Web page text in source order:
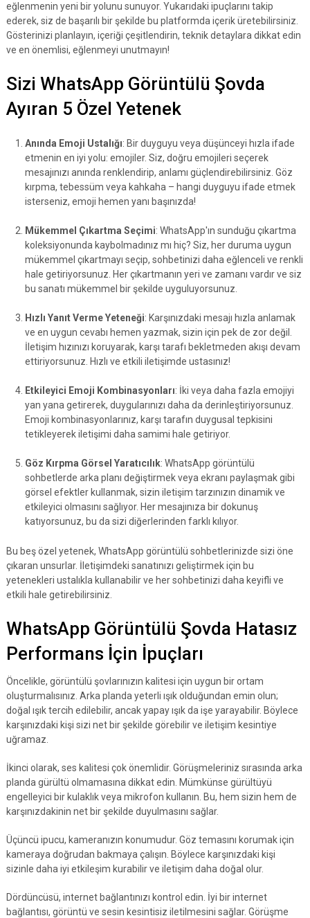
eğlenmenin yeni bir yolunu sunuyor. Yukarıdaki ipuçlarını takip
ederek, siz de başarılı bir şekilde bu platformda içerik üretebilirsiniz.
Gösterinizi planlayın, içeriği çeşitlendirin, teknik detaylara dikkat edin
ve en önemlisi, eğlenmeyi unutmayın!
Sizi WhatsApp Görüntülü Şovda
Ayıran 5 Özel Yetenek
Anında Emoji Ustalığı: Bir duyguyu veya düşünceyi hızla ifade
etmenin en iyi yolu: emojiler. Siz, doğru emojileri seçerek
mesajınızı anında renklendirip, anlamı güçlendirebilirsiniz. Göz
kırpma, tebessüm veya kahkaha – hangi duyguyu ifade etmek
isterseniz, emoji hemen yanı başınızda!
Mükemmel Çıkartma Seçimi: WhatsApp'ın sunduğu çıkartma
koleksiyonunda kaybolmadınız mı hiç? Siz, her duruma uygun
mükemmel çıkartmayı seçip, sohbetinizi daha eğlenceli ve renkli
hale getiriyorsunuz. Her çıkartmanın yeri ve zamanı vardır ve siz
bu sanatı mükemmel bir şekilde uyguluyorsunuz.
Hızlı Yanıt Verme Yeteneği: Karşınızdaki mesajı hızla anlamak
ve en uygun cevabı hemen yazmak, sizin için pek de zor değil.
İletişim hızınızı koruyarak, karşı tarafı bekletmeden akışı devam
ettiriyorsunuz. Hızlı ve etkili iletişimde ustasınız!
Etkileyici Emoji Kombinasyonları: İki veya daha fazla emojiyi
yan yana getirerek, duygularınızı daha da derinleştiriyorsunuz.
Emoji kombinasyonlarınız, karşı tarafın duygusal tepkisini
tetikleyerek iletişimi daha samimi hale getiriyor.
Göz Kırpma Görsel Yaratıcılık: WhatsApp görüntülü
sohbetlerde arka planı değiştirmek veya ekranı paylaşmak gibi
görsel efektler kullanmak, sizin iletişim tarzınızın dinamik ve
etkileyici olmasını sağlıyor. Her mesajınıza bir dokunuş
katıyorsunuz, bu da sizi diğerlerinden farklı kılıyor.
Bu beş özel yetenek, WhatsApp görüntülü sohbetlerinizde sizi öne
çıkaran unsurlar. İletişimdeki sanatınızı geliştirmek için bu
yetenekleri ustalıkla kullanabilir ve her sohbetinizi daha keyifli ve
etkili hale getirebilirsiniz.
WhatsApp Görüntülü Şovda Hatasız
Performans İçin İpuçları
Öncelikle, görüntülü şovlarınızın kalitesi için uygun bir ortam
oluşturmalısınız. Arka planda yeterli ışık olduğundan emin olun;
doğal ışık tercih edilebilir, ancak yapay ışık da işe yarayabilir. Böylece
karşınızdaki kişi sizi net bir şekilde görebilir ve iletişim kesintiye
uğramaz.
İkinci olarak, ses kalitesi çok önemlidir. Görüşmeleriniz sırasında arka
planda gürültü olmamasına dikkat edin. Mümkünse gürültüyü
engelleyici bir kulaklık veya mikrofon kullanın. Bu, hem sizin hem de
karşınızdakinin net bir şekilde duyulmasını sağlar.
Üçüncü ipucu, kameranızın konumudur. Göz temasını korumak için
kameraya doğrudan bakmaya çalışın. Böylece karşınızdaki kişi
sizinle daha iyi etkileşim kurabilir ve iletişim daha doğal olur.
Dördüncüsü, internet bağlantınızı kontrol edin. İyi bir internet
bağlantısı, görüntü ve sesin kesintisiz iletilmesini sağlar. Görüşme